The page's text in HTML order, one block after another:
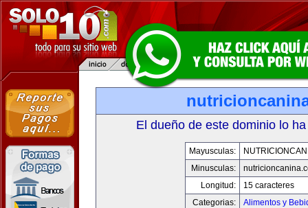
El dueño de este dominio lo
Mayusculas:
Minusculas:
Longitud:
15 caracteres
Categorias:
Alimentos y